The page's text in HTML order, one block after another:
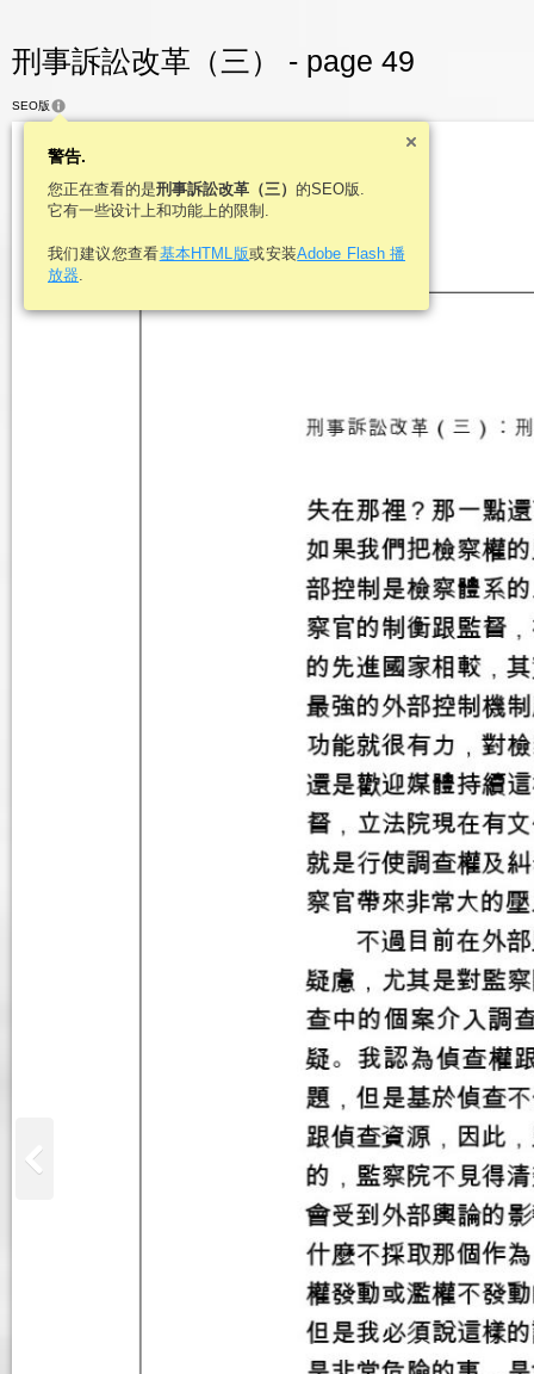
刑事訴訟改革（三） - page 49
SEO版
警告.
您正在查看的是刑事訴訟改革（三） 的SEO版.
它有一些设计上和功能上的限制.
我们建议您查看基本HTML版或安装Adobe Flash 播
放器.